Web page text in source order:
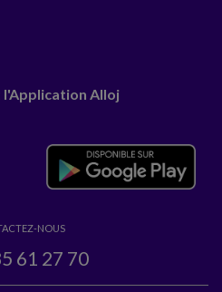
l'Application Alloj
NOUS
61 27 70